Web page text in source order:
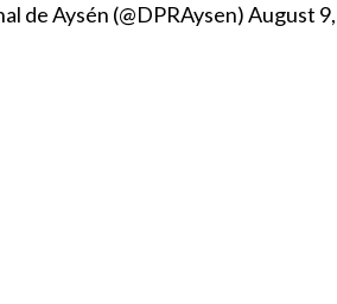
de Aysén (@DPRAysen)August